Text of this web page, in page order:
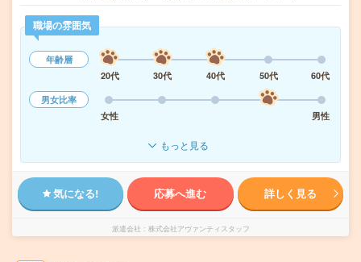
職場の雰囲気
年齢層
20代
30代 40代 50代
60代
男女比率
女性
男性
もっと見る
気になる! 応募へ進む 詳しく見る
派遣会社 株式会社アヴァンティスタッフ